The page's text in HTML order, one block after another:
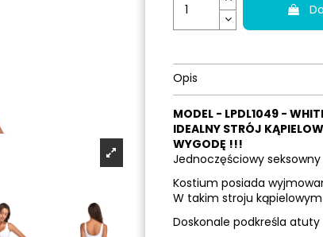
Opis
MODEL - LPDL1049 -
IDEALNY STRÓJ
WYGODĘ !!!
Jednoczęściowy
Kostium posiada
W takim stroju kąpielowym
Doskonale podkreśla